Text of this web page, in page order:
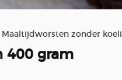
Maaltijdworsten zonder
400 gram